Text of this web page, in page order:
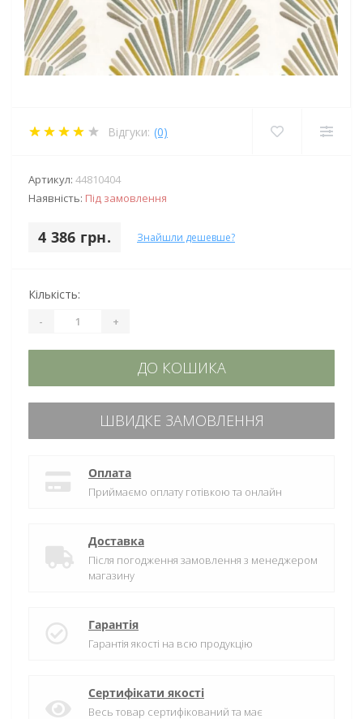
Відгуки: (0)
Артикул: 44810404
Наявність: Під замовлення
4 386 грн. Знайшли дешевше?
Кількість:
- +
ДО КОШИКА
ШВИДКЕ ЗАМОВЛЕННЯ
Оплата
Приймаємо оплату готівкою та онлайн
Доставка
Після погодження замовлення з менеджером
магазину
Гарантія
Гарантія якості на всю продукцію
Сертифікати якості
Весь товар сертифікований та має